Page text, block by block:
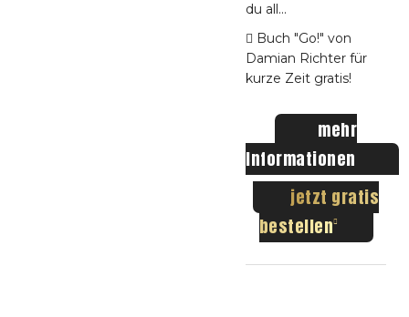
du all...
Buch "Go!" von
Damian Richter für
kurze Zeit gratis!
mehr
Informationen
jetzt gratis
bestellen